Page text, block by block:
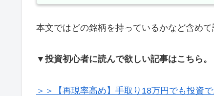
本文ではどの銘柄を持っているかなど含め
▼投資初心者に読んで欲しい記事はこちら。
＞＞【再現率高め】手取り18万円でも投資